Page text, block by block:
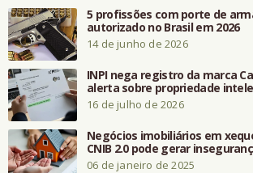
5 profissões com porte de
autorizado no Brasil em 2026
14 de junho de 2026
INPI nega registro da marca
alerta sobre propriedade
16 de julho de 2026
Negócios imobiliários em
CNIB 2.0 pode gerar
06 de janeiro de 2025